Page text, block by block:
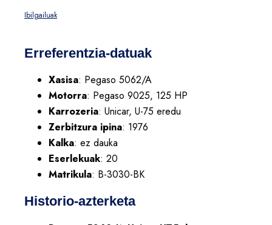
Ibilgailuak
Erreferentzia-datuak
Xasisa: Pegaso 5062/A
Motorra: Pegaso 9025, 125 HP
Karrozeria: Unicar, U-75 eredu
Zerbitzura ipina: 1976
Kalka: ez dauka
Eserlekuak: 20
Matrikula: B-3030-BK
Historio-azterketa